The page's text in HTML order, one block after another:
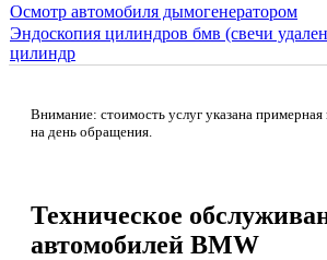
Осмотр автомобиля дымогенератором
Эндоскопия цилиндров бмв (свечи
цилиндр
Внимание: стоимость услуг указана
на день обращения.
Техническое
автомобилей BMW